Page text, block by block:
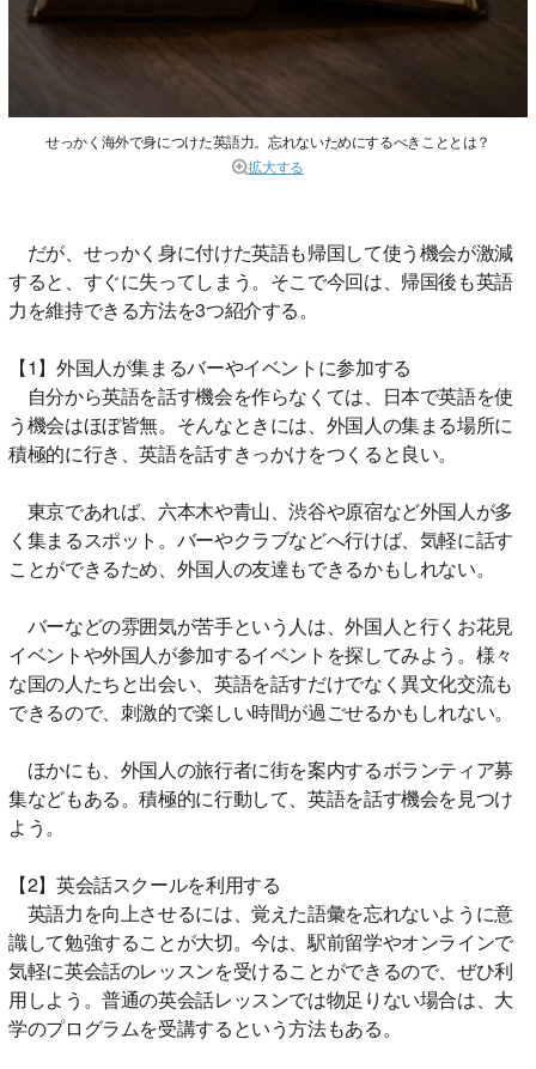
せっかく海外で身につけた英語力。忘れないためにするべきこととは？
拡大する
だが、せっかく身に付けた英語も帰国して使う機会が激減
すると、すぐに失ってしまう。そこで今回は、帰国後も英語
力を維持できる方法を3つ紹介する。
【1】外国人が集まるバーやイベントに参加する
自分から英語を話す機会を作らなくては、日本で英語を使
う機会はほぼ皆無。そんなときには、外国人の集まる場所に
積極的に行き、英語を話すきっかけをつくると良い。
東京であれば、六本木や青山、渋谷や原宿など外国人が多
く集まるスポット。バーやクラブなどへ行けば、気軽に話す
ことができるため、外国人の友達もできるかもしれない。
バーなどの雰囲気が苦手という人は、外国人と行くお花見
イベントや外国人が参加するイベントを探してみよう。様々
な国の人たちと出会い、英語を話すだけでなく異文化交流も
できるので、刺激的で楽しい時間が過ごせるかもしれない。
ほかにも、外国人の旅行者に街を案内するボランティア募
集などもある。積極的に行動して、英語を話す機会を見つけ
よう。
【2】英会話スクールを利用する
英語力を向上させるには、覚えた語彙を忘れないように意
識して勉強することが大切。今は、駅前留学やオンラインで
気軽に英会話のレッスンを受けることができるので、ぜひ利
用しよう。普通の英会話レッスンでは物足りない場合は、大
学のプログラムを受講するという方法もある。